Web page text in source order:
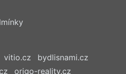
vitio.cz
bydlisnami.cz
origo-reality.cz